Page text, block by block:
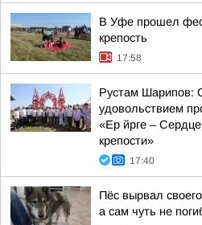
В Уфе прошел
крепость
17:58
Рустам Шарипов:
удовольствием
«Ер йрге –
крепости»
17:40
Пёс вырвал
а сам чуть не